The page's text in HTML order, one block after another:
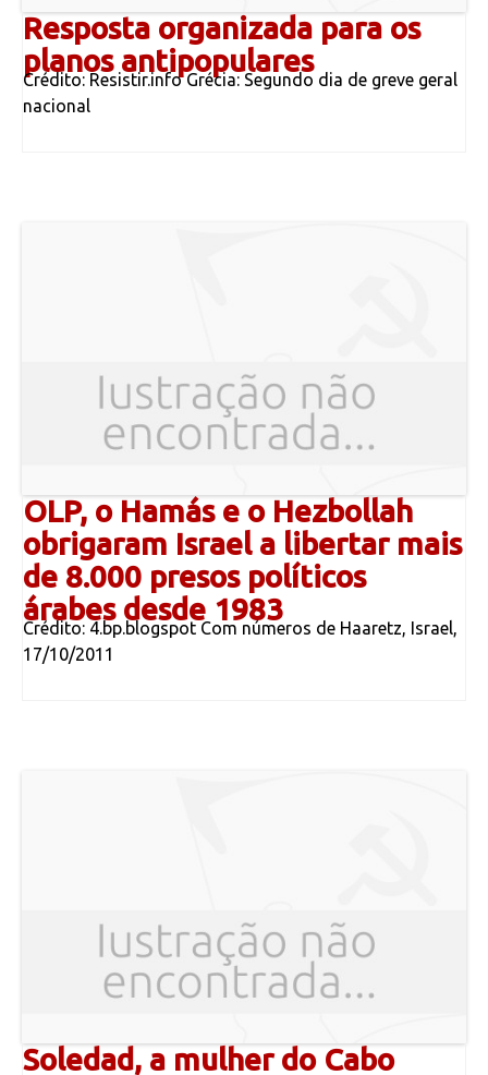
Resposta organizada para os
planos antipopulares
Crédito: Resistir.info Grécia: Segundo dia de greve geral
nacional
OLP, o Hamás e o Hezbollah
obrigaram Israel a libertar mais
de 8.000 presos políticos
árabes desde 1983
Crédito: 4.bp.blogspot Com números de Haaretz, Israel,
17/10/2011
Soledad, a mulher do Cabo